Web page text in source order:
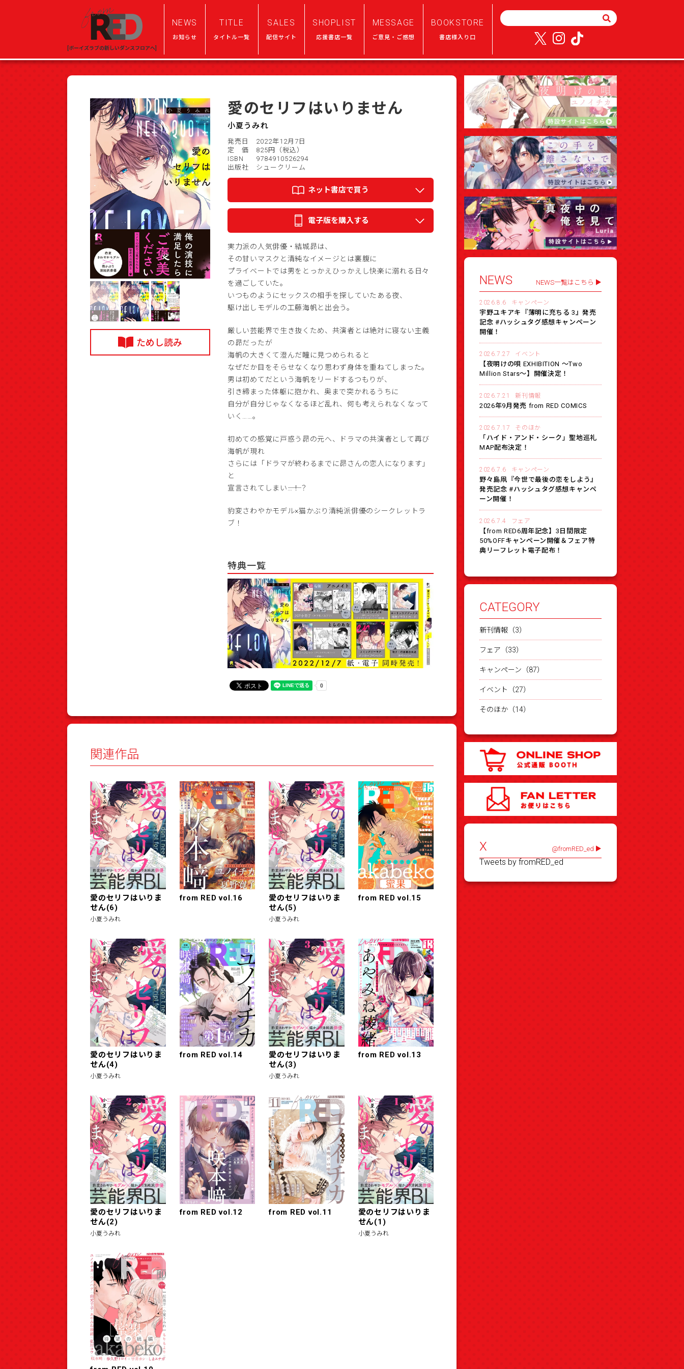
[ボーイズラブの新しいダンスフロアへ]
NEWS
お知らせ
TITLE
タイトル一覧
SALES
配信サイト
SHOPLIST
応援書店一覧
MESSAGE
ご意見・ご感想
BOOKSTORE
書店様入り口
ためし読み
愛のセリフはいりません
小夏うみれ
発売日 2022年12月7日
定 価 825円（税込）
ISBN 9784910526294
出版社 シュークリーム
ネット書店で買う
電子版を購入する
実力派の人気俳優・結城昴は、
その甘いマスクと清純なイメージとは裏腹に
プライベートでは男をとっかえひっかえし快楽に溺れる日々
を過ごしていた。
いつものようにセックスの相手を探していたある夜、
駆け出しモデルの工藤海帆と出会う。
厳しい芸能界で生き抜くため、共演者とは絶対に寝ない主義
の昴だったが
海帆の大きくて澄んだ瞳に見つめられると
なぜだか目をそらせなくなり思わず身体を重ねてしまった。
男は初めてだという海帆をリードするつもりが、
引き締まった体躯に抱かれ、奥まで突かれるうちに
自分が自分じゃなくなるほど乱れ、何も考えられなくなって
いく……。
初めての感覚に戸惑う昴の元へ、ドラマの共演者として再び
海帆が現れ
さらには「ドラマが終わるまでに昴さんの恋人になります」
と
宣言されてしまい――…！？
豹変さわやかモデル×猫かぶり清純派俳優のシークレットラ
ブ！
特典一覧
関連作品
愛のセリフはいりま
せん(6)
小夏うみれ
from RED vol.16
愛のセリフはいりま
せん(5)
小夏うみれ
from RED vol.15
愛のセリフはいりま
せん(4)
小夏うみれ
from RED vol.14
愛のセリフはいりま
せん(3)
小夏うみれ
from RED vol.13
愛のセリフはいりま
せん(2)
小夏うみれ
from RED vol.12 from RED vol.11
愛のセリフはいりま
せん(1)
小夏うみれ
NEWS NEWS一覧はこちら
2026.8.6 キャンペーン
宇野ユキアキ『薄明に充ちる 3』発売
記念 #ハッシュタグ感想キャンペーン
開催！
2026.7.27 イベント
【夜明けの唄 EXHIBITION 〜Two
Million Stars〜】開催決定！
2026.7.21 新刊情報
2026年9月発売 from RED COMICS
2026.7.17 そのほか
「ハイド・アンド・シーク」聖地巡礼
MAP配布決定！
2026.7.6 キャンペーン
野々島凧『今世で最後の恋をしよう』
発売記念 #ハッシュタグ感想キャンペ
ーン開催！
2026.7.4 フェア
【from RED6周年記念】3日間限定
50%OFFキャンペーン開催＆フェア特
典リーフレット電子配布！
CATEGORY
新刊情報（3）
フェア（33）
キャンペーン（87）
イベント（27）
そのほか（14）
X @fromRED_ed
Tweets by fromRED_ed